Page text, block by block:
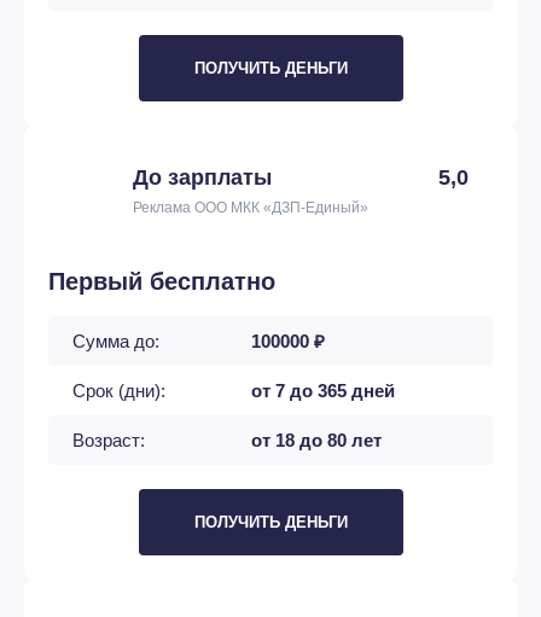
ПОЛУЧИТЬ ДЕНЬГИ
До зарплаты 5,0
Реклама ООО МКК «ДЗП-Единый»
Первый бесплатно
Сумма до: 100000 ₽
Срок (дни): от 7 до 365 дней
Возраст: от 18 до 80 лет
ПОЛУЧИТЬ ДЕНЬГИ